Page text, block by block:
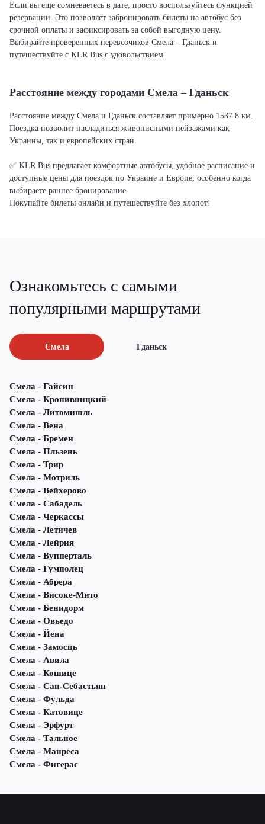
Если вы еще сомневаетесь в дате, просто воспользуйтесь функцией
резервации. Это позволяет забронировать билеты на автобус без
срочной оплаты и зафиксировать за собой выгодную цену.
Выбирайте проверенных перевозчиков Смела – Гданьск и
путешествуйте с KLR Bus с удовольствием.
Расстояние между городами Смела – Гданьск
Расстояние между Смела и Гданьск составляет примерно 1537.8 км.
Поездка позволит насладиться живописными пейзажами как
Украины, так и европейских стран.
✅ KLR Bus предлагает комфортные автобусы, удобное расписание и
доступные цены для поездок по Украине и Европе, особенно когда
выбираете раннее бронирование.
Покупайте билеты онлайн и путешествуйте без хлопот!
Ознакомьтесь с самыми
популярными маршрутами
Смела Гданьск
Смела - Гайсин
Смела - Кропивницкий
Смела - Литомишль
Смела - Вена
Смела - Бремен
Смела - Пльзень
Смела - Трир
Смела - Мотриль
Смела - Вейхерово
Смела - Сабадель
Смела - Черкассы
Смела - Летичeв
Смела - Лейрия
Смела - Вупперталь
Смела - Гумполец
Смела - Абрера
Смела - Високе-Мито
Смела - Бенидорм
Смела - Овьедо
Смела - Йена
Смела - Замосць
Смела - Авила
Смела - Кошице
Смела - Сан-Себастьян
Смела - Фульда
Смела - Катовице
Смела - Эрфурт
Смела - Тальное
Смела - Манреса
Смела - Фигерас